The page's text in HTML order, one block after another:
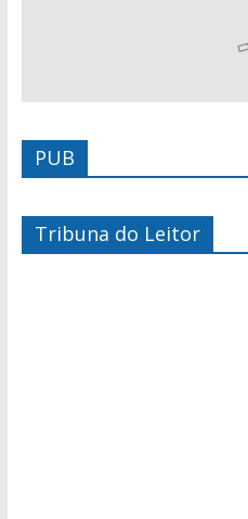
PUB
Tribuna do Leitor